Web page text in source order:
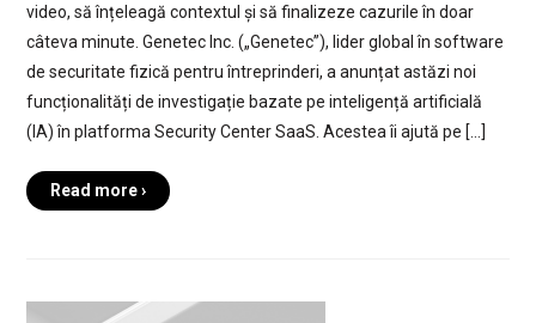
video, să înțeleagă contextul și să finalizeze cazurile în doar
câteva minute. Genetec Inc. („Genetec”), lider global în software
de securitate fizică pentru întreprinderi, a anunțat astăzi noi
funcționalități de investigație bazate pe inteligență artificială
(IA) în platforma Security Center SaaS. Acestea îi ajută pe […]
Read more ›